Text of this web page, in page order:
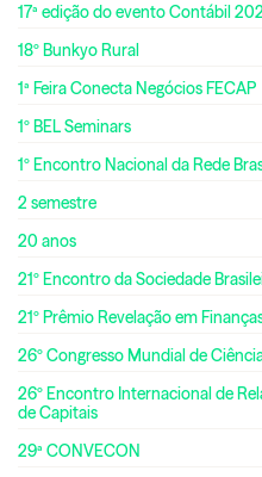
17ª edição do evento Contábil
18º Bunkyo Rural
1ª Feira Conecta Negócios FECAP
1º BEL Seminars
1º Encontro Nacional da Rede
2 semestre
20 anos
21º Encontro da Sociedade
21º Prêmio Revelação em
26º Congresso Mundial de
26º Encontro Internacional de
de Capitais
29ª CONVECON